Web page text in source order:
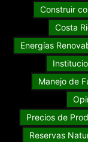
Construir
Costa
Energías
Manejo de
Precios de
Reservas